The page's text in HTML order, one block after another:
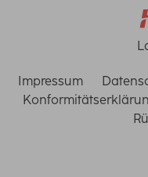
Impressum